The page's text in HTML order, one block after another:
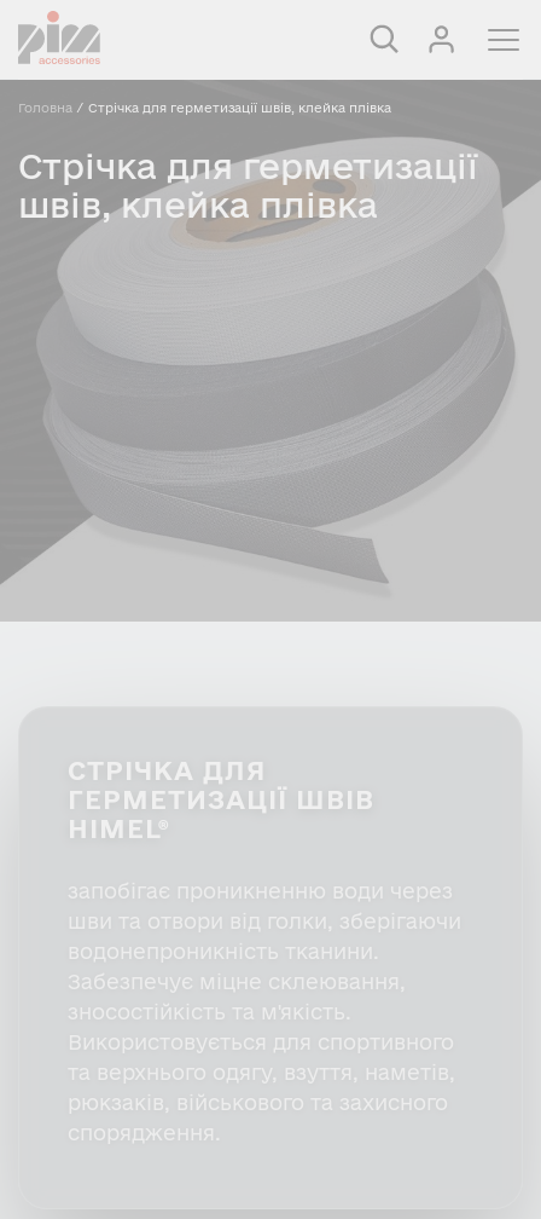
Головна / Стрічка для герметизації швів, клейка плівка
Стрічка для герметизації
швів, клейка плівка
СТРІЧКА ДЛЯ
ГЕРМЕТИЗАЦІЇ ШВІВ
HIMEL®
запобігає проникненню води через
шви та отвори від голки, зберігаючи
водонепроникність тканини.
Забезпечує міцне склеювання,
зносостійкість та м'якість.
Використовується для спортивного
та верхнього одягу, взуття, наметів,
рюкзаків, військового та захисного
спорядження.